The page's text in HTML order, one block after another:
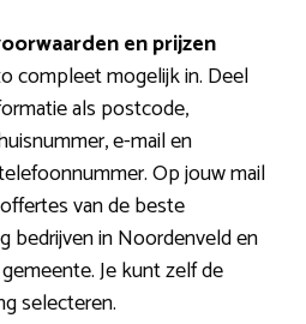
en prijzen
compleet mogelijk in. Deel
als postcode,
e-mail en
Op jouw mail
van de beste
bedrijven in Noordenveld en
Je kunt zelf de
selecteren.